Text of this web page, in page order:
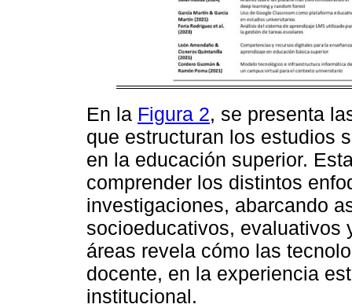
En la Figura 2, se presenta
que estructuran los estudios
en la educación superior.
comprender los distintos
investigaciones, abarcando
socioeducativos, evaluativos
áreas revela cómo las
docente, en la experiencia
institucional.